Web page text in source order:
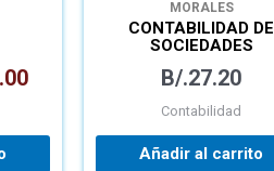
MORALES
CONTABILIDAD DE
SOCIEDADES
B/.27.20
Contabilidad
Añadir al carrito